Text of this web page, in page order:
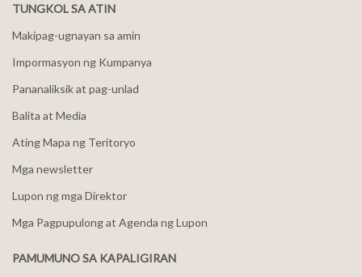
TUNGKOL SA ATIN
Makipag-ugnayan sa amin
Impormasyon ng Kumpanya
Pananaliksik at pag-unlad
Balita at Media
Ating Mapa ng Teritoryo
Mga newsletter
Lupon ng mga Direktor
Mga Pagpupulong at Agenda ng Lupon
PAMUMUNO SA KAPALIGIRAN